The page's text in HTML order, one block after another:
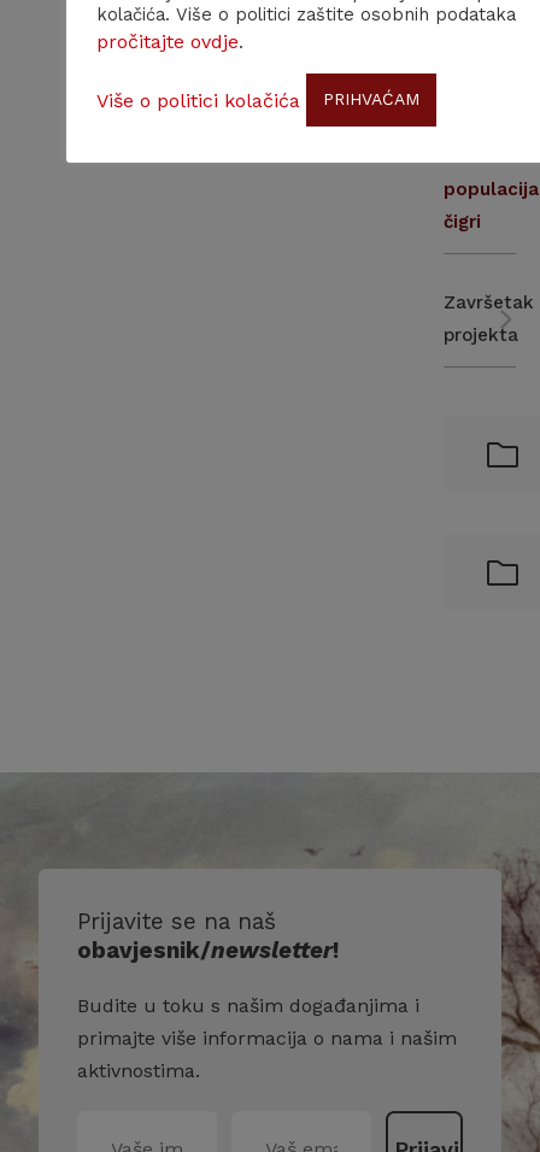
akcijskog
populacija
čigri
Završetak
projekta
Prijavite se na naš
obavjesnik/newsletter!
Budite u toku s našim događanjima i
primajte više informacija o nama i našim
aktivnostima.
kolačića. Više o politici zaštite osobnih podataka
pročitajte ovdje.
Više o politici kolačića PRIHVAĆAM